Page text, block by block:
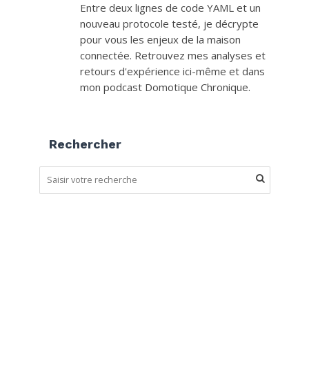
Entre deux lignes de code YAML et un
nouveau protocole testé, je décrypte
pour vous les enjeux de la maison
connectée. Retrouvez mes analyses et
retours d'expérience ici-même et dans
mon podcast Domotique Chronique.
Rechercher